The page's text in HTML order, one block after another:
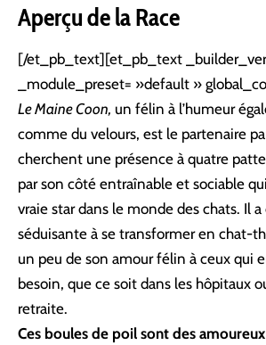
Aperçu de la Race
[/et_pb_text][et_pb_text
_module_preset= »default »
Le Maine Coon, un félin à l’humeur
comme du velours, est le partenaire
cherchent une présence à quatre
par son côté entraînable et sociable
vraie star dans le monde des chats. Il
séduisante à se transformer en chat-
un peu de son amour félin à ceux qui
besoin, que ce soit dans les hôpitaux
retraite.
Ces boules de poil sont des amoureux